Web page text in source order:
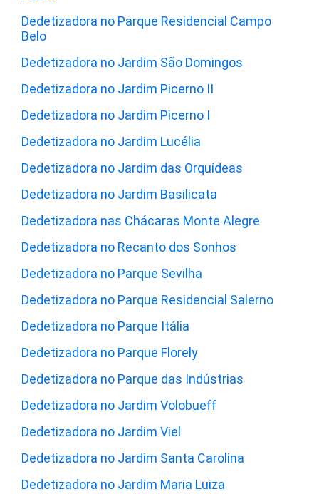
Dedetizadora no Parque Residencial Campo
Belo
Dedetizadora no Jardim São Domingos
Dedetizadora no Jardim Picerno II
Dedetizadora no Jardim Picerno I
Dedetizadora no Jardim Lucélia
Dedetizadora no Jardim das Orquídeas
Dedetizadora no Jardim Basilicata
Dedetizadora nas Chácaras Monte Alegre
Dedetizadora no Recanto dos Sonhos
Dedetizadora no Parque Sevilha
Dedetizadora no Parque Residencial Salerno
Dedetizadora no Parque Itália
Dedetizadora no Parque Florely
Dedetizadora no Parque das Indústrias
Dedetizadora no Jardim Volobueff
Dedetizadora no Jardim Viel
Dedetizadora no Jardim Santa Carolina
Dedetizadora no Jardim Maria Luiza